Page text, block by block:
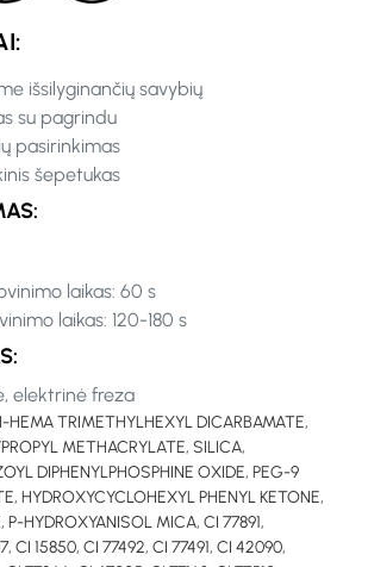
išsilyginančių savybių
su pagrindu
pasirinkimas
šepetukas
laikas: 60 s
laikas: 120-180 s
elektrinė freza
HEMA TRIMETHYLHEXYL DICARBAMATE,
METHACRYLATE, SILICA,
DIPHENYLPHOSPHINE OXIDE, PEG-9
HYDROXYCYCLOHEXYL PHENYL KETONE,
P-HYDROXYANISOL MICA, CI 77891,
CI 15850, CI 77492, CI 77491, CI 42090,